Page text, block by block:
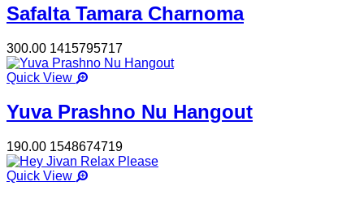
Safalta Tamara Charnoma
300.00 1415795717
Quick View
Yuva Prashno Nu Hangout
190.00 1548674719
Quick View